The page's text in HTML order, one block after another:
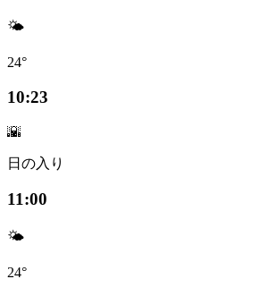
🌤️
24°
10:23
🌇
日の入り
11:00
🌤️
24°